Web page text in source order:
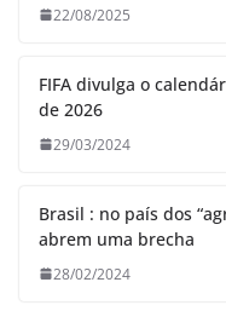
22/08/2025
FIFA divulga o
de 2026
29/03/2024
Brasil : no país dos
abrem uma brecha
28/02/2024